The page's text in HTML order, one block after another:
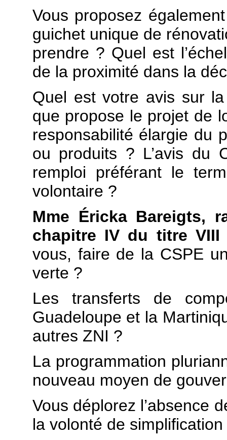
Vous proposez
guichet unique de
prendre ? Quel est
de la proximité dans la
Quel est votre avis sur
que propose le projet de
responsabilité élargie du
ou produits ? L’avis du
remploi préférant le
volontaire ?
Mme Éricka Bareigts,
chapitre IV du titre
vous, faire de la CSPE
verte ?
Les transferts de
Guadeloupe et la
autres ZNI ?
La programmation
nouveau moyen de
Vous déplorez l’absence
la volonté de